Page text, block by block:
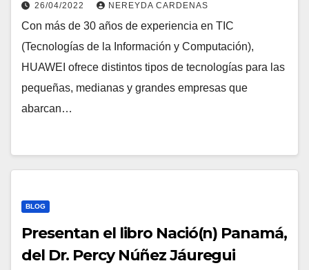
26/04/2022 NEREYDA CARDENAS
Con más de 30 años de experiencia en TIC
(Tecnologías de la Información y Computación),
HUAWEI ofrece distintos tipos de tecnologías para las
pequeñas, medianas y grandes empresas que
abarcan…
BLOG
Presentan el libro Nació(n) Panamá,
del Dr. Percy Núñez Jáuregui